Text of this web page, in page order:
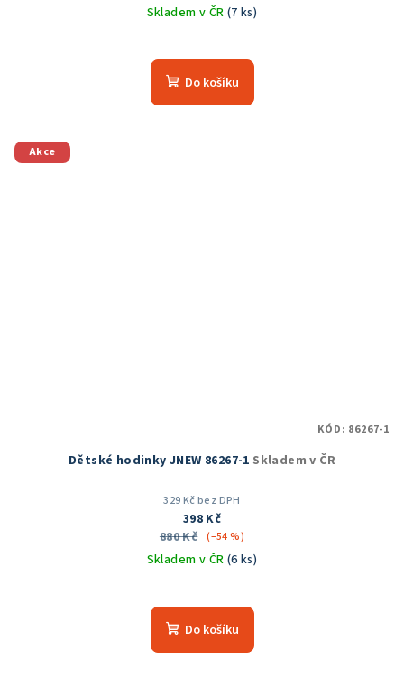
Skladem v ČR (7 ks)
Do košíku
Akce
Dětské hodinky JNEW 86267-1 Skladem v ČR
329 Kč bez DPH
398 Kč
880 Kč (–54 %)
Skladem v ČR (6 ks)
Do košíku
KÓD: 86267-1